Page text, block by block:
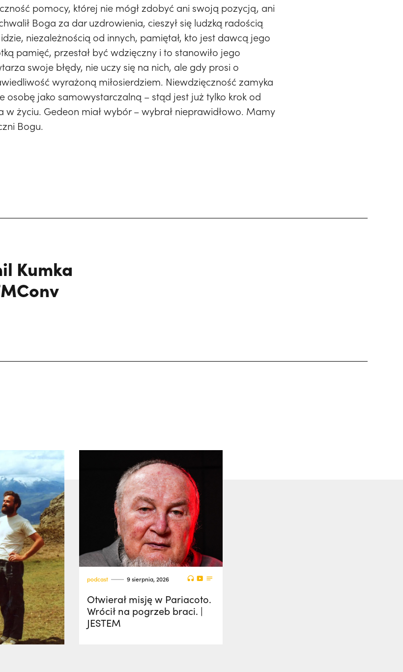
pomocy, której nie mógł zdobyć ani swoją pozycją, ani
Boga za dar uzdrowienia, cieszył się ludzką radością
niezależnością od innych, pamiętał, kto jest dawcą jego
pamięć, przestał być wdzięczny i to stanowiło jego
swoje błędy, nie uczy się na nich, ale gdy prosi o
wyrażoną miłosierdziem. Niewdzięczność zamyka
osobę jako samowystarczalną – stąd jest już tylko krok od
w życiu. Gedeon miał wybór – wybrał nieprawidłowo. Mamy
Bogu.
Kumka
podcast 9 sierpnia, 2026
Otwierał misję w Pariacoto.
Wrócił na pogrzeb braci. |
JESTEM